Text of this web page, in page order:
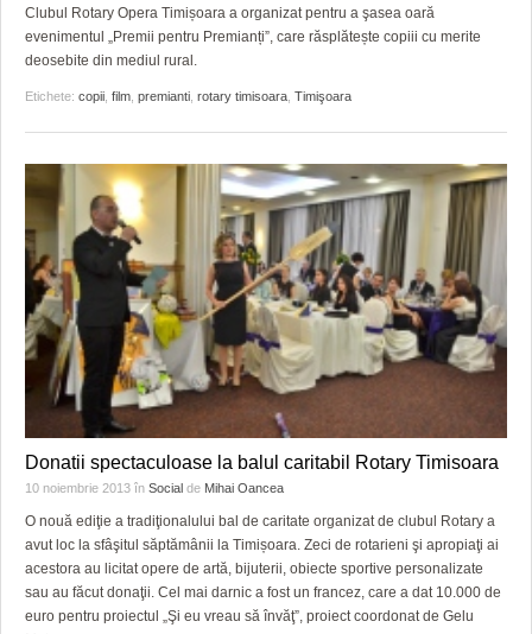
GRĂDINA TAICII DOMNULUI
ZIARISTU’ DE TERASĂ
CU OIŞTEA-N KIERKEGAARD
PE SURSE
CRONICĂ DE FILM
UNDE MERGEM
FILME DOCUMENTARE
JOCURI ONLINE
ACCIDENTE
ANUNŢURI
INFO SI UTILE
INVATAMANT
JUSTITIE
FILME DOCUMENTARE
CLIPURI VIDEO
JOCURI ONLINE
DIVERSE
FARMACII DIN TIMIŞOARA
HARTA TIMIŞOAREI
LICEE, ŞCOLI ŞI GRĂDINIŢE DIN TIMIŞ
Clubul Rotary Opera Timișoara a organizat pentru a şasea oară
evenimentul „Premii pentru Premianți”, care răsplătește copiii cu merite
deosebite din mediul rural.
Etichete: copii film premianti rotary timisoara Timişoara
Donatii spectaculoase la balul caritabil Rotary Timisoara
10 noiembrie 2013 în Social de Mihai Oancea
O nouă ediţie a tradiţionalului bal de caritate organizat de clubul Rotary a
avut loc la sfâşitul săptămânii la Timișoara. Zeci de rotarieni şi apropiaţi ai
acestora au licitat opere de artă, bijuterii, obiecte sportive personalizate
sau au făcut donaţii. Cel mai darnic a fost un francez, care a dat 10.000 de
euro pentru proiectul „Şi eu vreau să învăţ”, proiect coordonat de Gelu